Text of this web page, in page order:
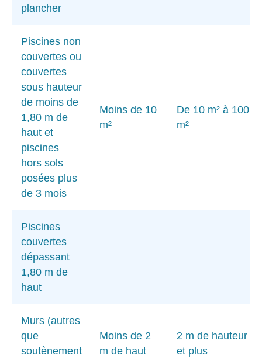
plancher
Piscines non
couvertes ou
couvertes
sous hauteur
de moins de
1,80 m de
haut et
piscines
hors sols
posées plus
de 3 mois
Moins de 10
m²
De 10 m² à 100
m²
Piscines
couvertes
dépassant
1,80 m de
haut
Murs (autres
que
soutènement
Moins de 2
m de haut
2 m de hauteur
et plus